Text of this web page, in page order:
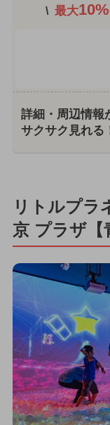
最大10%
詳細・周辺情報
サクサク見れる
リトルプラ
京 プラザ【